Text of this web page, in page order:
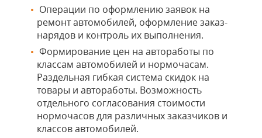
Операции по оформлению заявок на
ремонт автомобилей, оформление заказ-
нарядов и контроль их выполнения.
Формирование цен на автоработы по
классам автомобилей и нормочасам.
Раздельная гибкая система скидок на
товары и автоработы. Возможность
отдельного согласования стоимости
нормочасов для различных заказчиков и
классов автомобилей.